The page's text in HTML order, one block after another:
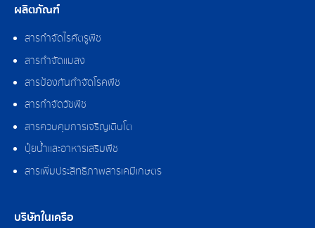
ผลิตภัณฑ์
สารกำจัดไรศัตรูพืช
สารกำจัดแมลง
สารป้องกันกำจัดโรคพืช
สารกำจัดวัชพืช
สารควบคุมการเจริญเติบโต
ปุ๋ยน้ำและอาหารเสริมพืช
สารเพิ่มประสิทธิภาพสารเคมีเกษตร
บริษัทในเครือ